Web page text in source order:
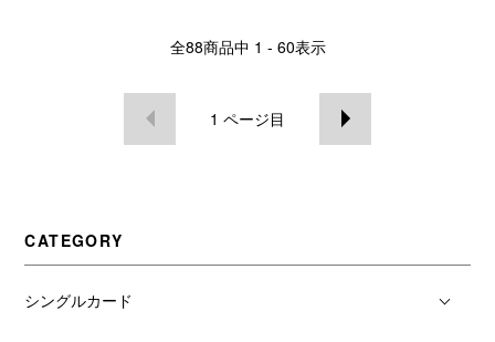
全88商品中 1 - 60表示
1 ページ目
CATEGORY
シングルカード